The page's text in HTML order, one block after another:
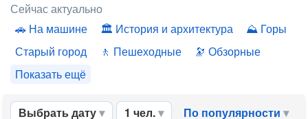
Сейчас актуально
На машине
История и архитектура
Горы
Старый город
Пешеходные
Обзорные
Показать ещё
Выбрать дату 1 чел. По популярности